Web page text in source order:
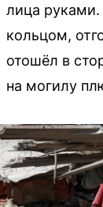
лица
кольцом,
отошёл в
на могилу